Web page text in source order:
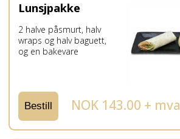
Lunsjpakke
2 halve påsmurt, halv
wraps og halv baguett,
og en bakevare
Bestill NOK 143.00 + mva